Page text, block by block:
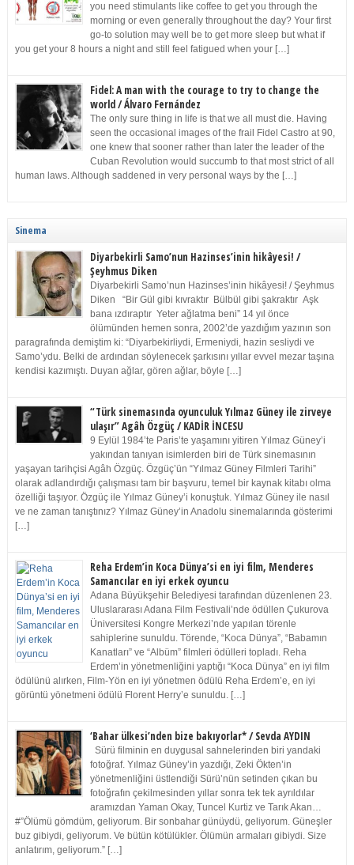
you need stimulants like coffee to get you through the
morning or even generally throughout the day? Your first
go-to solution may well be to get more sleep but what if
you get your 8 hours a night and still feel fatigued when your […]
Fidel: A man with the courage to try to change the
world / Álvaro Fernández
The only sure thing in life is that we all must die. Having
seen the occasional images of the frail Fidel Castro at 90,
one knew that sooner rather than later the leader of the
Cuban Revolution would succumb to that most strict of all
human laws. Although saddened in very personal ways by the […]
Sinema
Diyarbekirli Samo’nun Hazinses’inin hikâyesi! /
Şeyhmus Diken
Diyarbekirli Samo’nun Hazinses’inin hikâyesi! / Şeyhmus
Diken “Bir Gül gibi kıvraktır Bülbül gibi şakraktır Aşk
bana ızdıraptır Yeter ağlatma beni” 14 yıl önce
ölümünden hemen sonra, 2002’de yazdığım yazının son
paragrafında demiştim ki: “Diyarbekirliydi, Ermeniydi, hazin sesliydi ve
Samo’ydu. Belki de ardından söylenecek şarkısını yıllar evvel mezar taşına
kendisi kazımıştı. Duyan ağlar, gören ağlar, böyle […]
“Türk sinemasında oyunculuk Yılmaz Güney ile zirveye
ulaşır” Agâh Özgüç / KADİR İNCESU
9 Eylül 1984’te Paris’te yaşamını yitiren Yılmaz Güney’i
yakından tanıyan isimlerden biri de Türk sinemasının
yaşayan tarihçisi Agâh Özgüç. Özgüç’ün “Yılmaz Güney Filmleri Tarihi”
olarak adlandırdığı çalışması tam bir başvuru, temel bir kaynak kitabı olma
özelliği taşıyor. Özgüç ile Yılmaz Güney’i konuştuk. Yılmaz Güney ile nasıl
ve ne zaman tanıştınız? Yılmaz Güney’in Anadolu sinemalarında gösterimi
[…]
Reha Erdem’in Koca Dünya’si en iyi film, Menderes
Samancılar en iyi erkek oyuncu
Adana Büyükşehir Belediyesi tarafından düzenlenen 23.
Uluslararası Adana Film Festivali’nde ödüllen Çukurova
Üniversitesi Kongre Merkezi’nde yapılan törenle
sahiplerine sunuldu. Törende, “Koca Dünya”, “Babamın
Kanatları” ve “Albüm” filmleri ödülleri topladı. Reha
Erdem’in yönetmenliğini yaptığı “Koca Dünya” en iyi film
ödülünü alırken, Film-Yön en iyi yönetmen ödülü Reha Erdem’e, en iyi
görüntü yönetmeni ödülü Florent Herry’e sunuldu. […]
‘Bahar ülkesi’nden bize bakıyorlar* / Sevda AYDIN
Sürü filminin en duygusal sahnelerinden biri yandaki
fotoğraf. Yılmaz Güney’in yazdığı, Zeki Ökten’in
yönetmenliğini üstlendiği Sürü’nün setinden çıkan bu
fotoğrafın çekilmesinden yıllar sonra tek tek ayrıldılar
aramızdan Yaman Okay, Tuncel Kurtiz ve Tarık Akan…
#”Ölümü gömdüm, geliyorum. Bir sonbahar günüydü, geliyorum. Güneşler
buz gibiydi, geliyorum. Ve bütün kötülükler. Ölümün armaları gibiydi. Size
anlatırım, geliyorum.” […]